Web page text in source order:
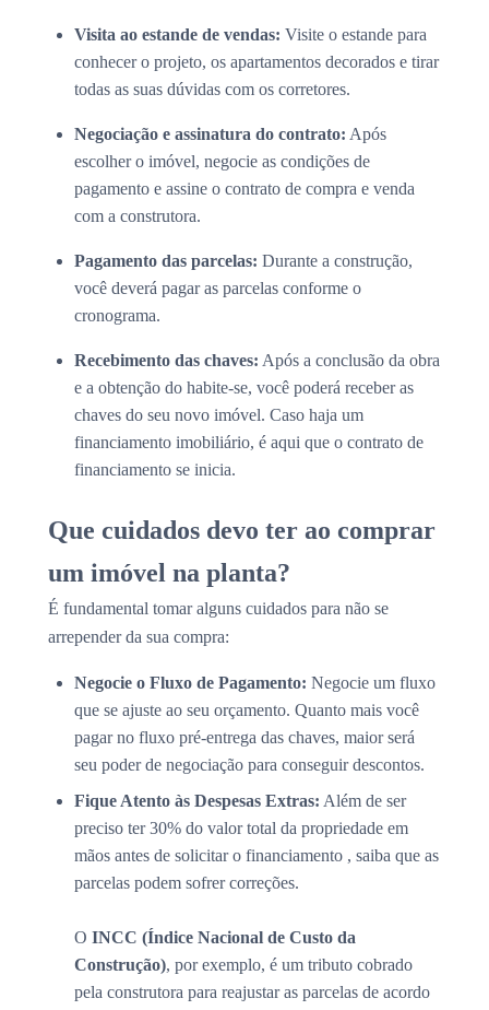
Visita ao estande de vendas: Visite o estande para
conhecer o projeto, os apartamentos decorados e tirar
todas as suas dúvidas com os corretores.
Negociação e assinatura do contrato: Após
escolher o imóvel, negocie as condições de
pagamento e assine o contrato de compra e venda
com a construtora.
Pagamento das parcelas: Durante a construção,
você deverá pagar as parcelas conforme o
cronograma.
Recebimento das chaves: Após a conclusão da obra
e a obtenção do habite-se, você poderá receber as
chaves do seu novo imóvel. Caso haja um
financiamento imobiliário, é aqui que o contrato de
financiamento se inicia.
Que cuidados devo ter ao comprar
um imóvel na planta?
É fundamental tomar alguns cuidados para não se
arrepender da sua compra:
Negocie o Fluxo de Pagamento: Negocie um fluxo
que se ajuste ao seu orçamento. Quanto mais você
pagar no fluxo pré-entrega das chaves, maior será
seu poder de negociação para conseguir descontos.
Fique Atento às Despesas Extras: Além de ser
preciso ter 30% do valor total da propriedade em
mãos antes de solicitar o financiamento , saiba que as
parcelas podem sofrer correções.
O INCC (Índice Nacional de Custo da
Construção), por exemplo, é um tributo cobrado
pela construtora para reajustar as parcelas de acordo